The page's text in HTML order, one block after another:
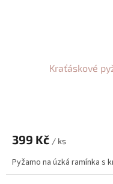
Kraťáskové
399 Kč / ks
Pyžamo na úzká ramínka s